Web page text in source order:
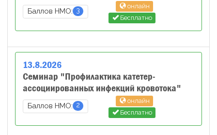
Баллов НМО: 3
онлайн
Бесплатно
13.8.2026
Семинар "Профилактика катетер-
ассоциированных инфекций кровотока"
Баллов НМО: 2
онлайн
Бесплатно